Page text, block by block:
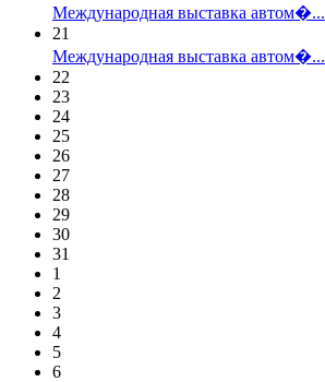
Международная выставка автом�...
21
Международная выставка автом�...
22
23
24
25
26
27
28
29
30
31
1
2
3
4
5
6